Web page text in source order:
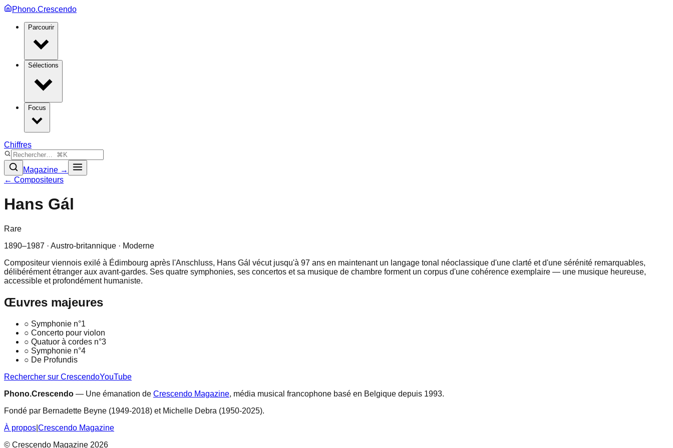
Phono.Crescendo
Parcourir
Sélections
Focus
Chiffres
Magazine →
← Compositeurs
Hans Gál
Rare
1890–1987 · Austro-britannique · Moderne
Compositeur viennois exilé à Édimbourg après l'Anschluss, Hans Gál vécut jusqu'à 97 ans en maintenant un langage tonal néoclassique d'une clarté et d'une sérénité remarquables,
délibérément étranger aux avant-gardes. Ses quatre symphonies, ses concertos et sa musique de chambre forment un corpus d'une cohérence exemplaire — une musique heureuse,
accessible et profondément humaniste.
Œuvres majeures
○ Symphonie n°1
○ Concerto pour violon
○ Quatuor à cordes n°3
○ Symphonie n°4
○ De Profundis
Rechercher sur CrescendoYouTube
Phono.Crescendo — Une émanation de Crescendo Magazine, média musical francophone basé en Belgique depuis 1993.
Fondé par Bernadette Beyne (1949-2018) et Michelle Debra (1950-2025).
À propos Crescendo Magazine
© Crescendo Magazine 2026